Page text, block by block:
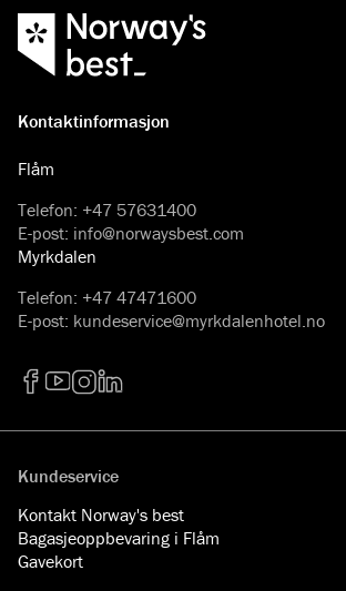
Kontaktinformasjon
Flåm
Telefon: +47 57631400
E-post: info@norwaysbest.com
Myrkdalen
Telefon: +47 47471600
E-post: kundeservice@myrkdalenhotel.no
Kundeservice
Kontakt Norway's best
Bagasjeoppbevaring i Flåm
Gavekort